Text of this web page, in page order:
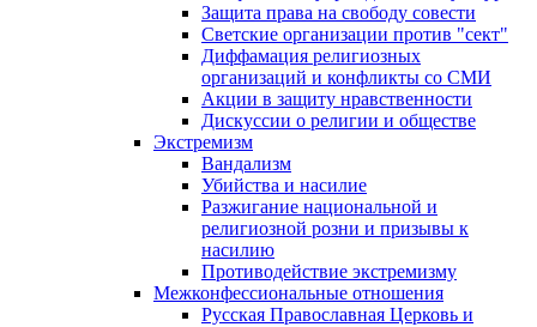
Защита права на свободу совести
Светские организации против "сект"
Диффамация религиозных
организаций и конфликты со СМИ
Акции в защиту нравственности
Дискуссии о религии и обществе
Экстремизм
Вандализм
Убийства и насилие
Разжигание национальной и
религиозной розни и призывы к
насилию
Противодействие экстремизму
Межконфессиональные отношения
Русская Православная Церковь и